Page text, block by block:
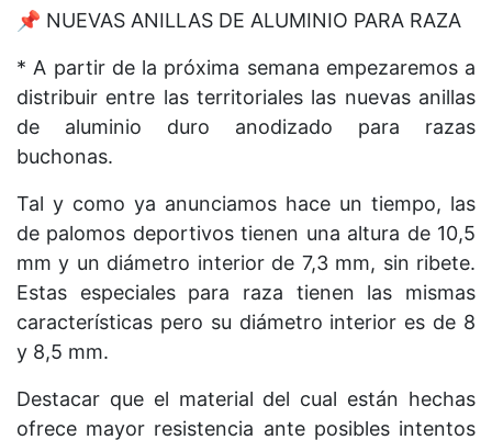
📌 NUEVAS ANILLAS DE ALUMINIO PARA RAZA
* A partir de la próxima semana empezaremos a
distribuir entre las territoriales las nuevas anillas
de aluminio duro anodizado para razas
buchonas.
Tal y como ya anunciamos hace un tiempo, las
de palomos deportivos tienen una altura de 10,5
mm y un diámetro interior de 7,3 mm, sin ribete.
Estas especiales para raza tienen las mismas
características pero su diámetro interior es de 8
y 8,5 mm.
Destacar que el material del cual están hechas
ofrece mayor resistencia ante posibles intentos